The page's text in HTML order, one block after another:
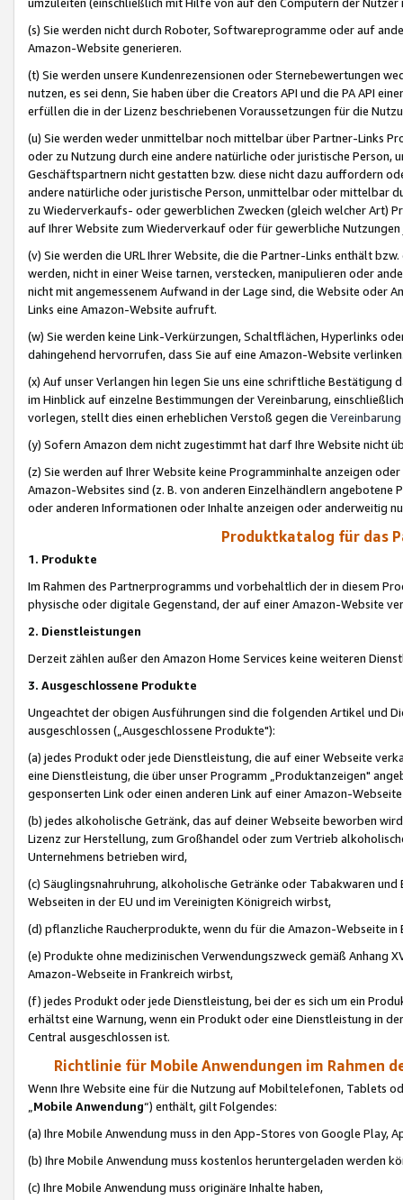
(s) Sie werden nicht durch Roboter, Softwareprogramme oder auf
Amazon-Website generieren.
(t) Sie werden unsere Kundenrezensionen oder Sternebewertungen
nutzen, es sei denn, Sie haben über die Creators API und die PA API
erfüllen die in der Lizenz beschriebenen Voraussetzungen für die
(u) Sie werden weder unmittelbar noch mittelbar über Partner-Links
oder zu Nutzung durch eine andere natürliche oder juristische
Geschäftspartnern nicht gestatten bzw. diese nicht dazu auffordern
andere natürliche oder juristische Person, unmittelbar oder mittelbar
zu Wiederverkaufs- oder gewerblichen Zwecken (gleich welcher Art)
auf Ihrer Website zum Wiederverkauf oder für gewerbliche
(v) Sie werden die URL Ihrer Website, die die Partner-Links enthält
werden, nicht in einer Weise tarnen, verstecken, manipulieren oder
nicht mit angemessenem Aufwand in der Lage sind, die Website oder
Links eine Amazon-Website aufruft.
(w) Sie werden keine Link-Verkürzungen, Schaltflächen, Hyperlinks
dahingehend hervorrufen, dass Sie auf eine Amazon-Website
(x) Auf unser Verlangen hin legen Sie uns eine schriftliche
im Hinblick auf einzelne Bestimmungen der Vereinbarung,
vorlegen, stellt dies einen erheblichen Verstoß gegen die Vereinbarung
(y) Sofern Amazon dem nicht zugestimmt hat darf Ihre Website nicht
(z) Sie werden auf Ihrer Website keine Programminhalte anzeigen
Amazon-Websites sind (z. B. von anderen Einzelhändlern
oder anderen Informationen oder Inhalte anzeigen oder anderweitig
Produktkatalog für das
1. Produkte
Im Rahmen des Partnerprogramms und vorbehaltlich der in diesem
physische oder digitale Gegenstand, der auf einer Amazon-Website
2. Dienstleistungen
Derzeit zählen außer den Amazon Home Services keine weiteren
3. Ausgeschlossene Produkte
Ungeachtet der obigen Ausführungen sind die folgenden Artikel und
ausgeschlossen („Ausgeschlossene Produkte"):
(a) jedes Produkt oder jede Dienstleistung, die auf einer Webseite
eine Dienstleistung, die über unser Programm „Produktanzeigen"
gesponserten Link oder einen anderen Link auf einer Amazon-
(b) jedes alkoholische Getränk, das auf deiner Webseite beworben
Lizenz zur Herstellung, zum Großhandel oder zum Vertrieb
Unternehmens betrieben wird,
(c) Säuglingsnahruhrung, alkoholische Getränke oder Tabakwaren
Webseiten in der EU und im Vereinigten Königreich wirbst,
(d) pflanzliche Raucherprodukte, wenn du für die Amazon-Webseite in
(e) Produkte ohne medizinischen Verwendungszweck gemäß Anhang
Amazon-Webseite in Frankreich wirbst,
(f) jedes Produkt oder jede Dienstleistung, bei der es sich um ein
erhältst eine Warnung, wenn ein Produkt oder eine Dienstleistung in
Central ausgeschlossen ist.
Richtlinie für Mobile Anwendungen im Rahmen
Wenn Ihre Website eine für die Nutzung auf Mobiltelefonen, Tablets
„Mobile Anwendung“) enthält, gilt Folgendes:
(a) Ihre Mobile Anwendung muss in den App-Stores von Google Play,
(b) Ihre Mobile Anwendung muss kostenlos heruntergeladen werden
(c) Ihre Mobile Anwendung muss originäre Inhalte haben,